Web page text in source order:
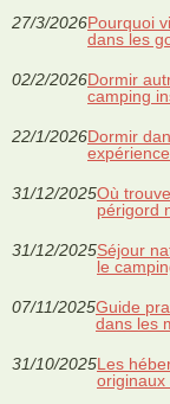
27/3/2026Pourquoi
dans les
02/2/2026Dormir
camping
22/1/2026Dormir
31/12/2025Où
périgord
31/12/2025Séjour
le
07/11/2025Guide
dans les
31/10/2025Les
originaux